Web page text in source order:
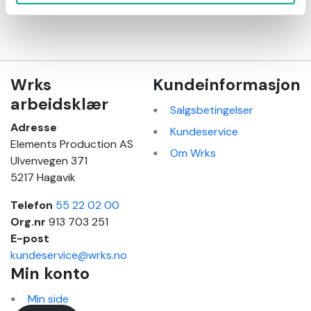
Wrks
arbeidsklær
Adresse
Elements Production AS
Ulvenvegen 371
5217 Hagavik
Telefon 55 22 02 00
Org.nr 913 703 251
E-post
kundeservice@wrks.no
Kundeinformasjon
Salgsbetingelser
Kundeservice
Om Wrks
Min konto
Min side